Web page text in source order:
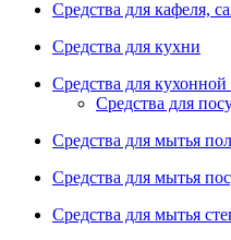
Средства для кафеля,
Средства для кухни
Средства для кухонной
Средства для
Средства для мытья
Средства для мытья
Средства для мытья